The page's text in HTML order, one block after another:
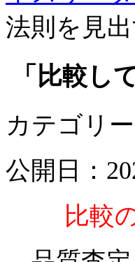
法則を見
「比較し
カテゴリー
公開日：
比較